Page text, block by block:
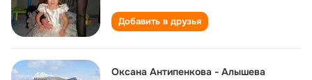
Добавить в друзья
Оксана Антипенкова - Алышева